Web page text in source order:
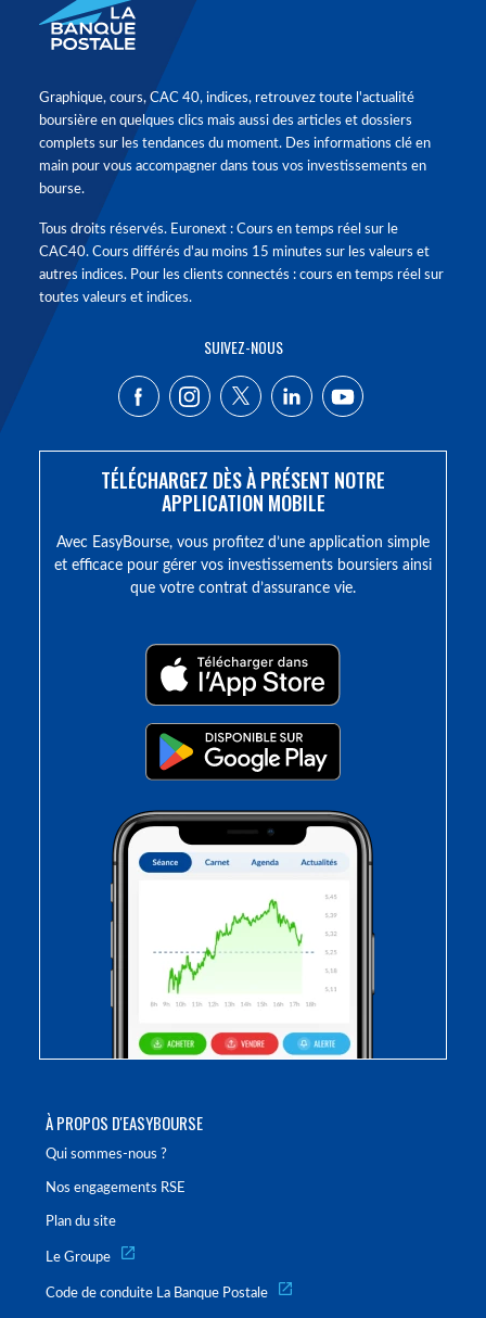
À PROPOS D'EASYBOURSE
Qui sommes-nous ?
Nos engagements RSE
Plan du site
Le Groupe
Code de conduite La Banque Postale
Graphique, cours, CAC 40, indices, retrouvez toute l'actualité
boursière en quelques clics mais aussi des articles et dossiers
complets sur les tendances du moment. Des informations clé en
main pour vous accompagner dans tous vos investissements en
bourse.
Tous droits réservés. Euronext : Cours en temps réel sur le
CAC40. Cours différés d'au moins 15 minutes sur les valeurs et
autres indices. Pour les clients connectés : cours en temps réel sur
toutes valeurs et indices.
SUIVEZ-NOUS
TÉLÉCHARGEZ DÈS À PRÉSENT NOTRE
APPLICATION MOBILE
Avec EasyBourse, vous profitez d’une application simple
et efficace pour gérer vos investissements boursiers ainsi
que votre contrat d’assurance vie.